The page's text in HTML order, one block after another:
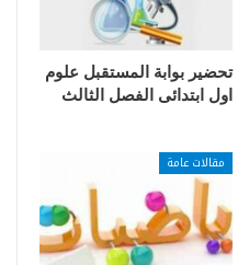
تحضير بوابة المستقبل علوم
اول ابتدائى الفصل الثالث
مقالات عامة